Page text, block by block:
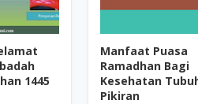
1445
Manfaat Puasa
Ramadhan Bagi
Kesehatan
Pikiran